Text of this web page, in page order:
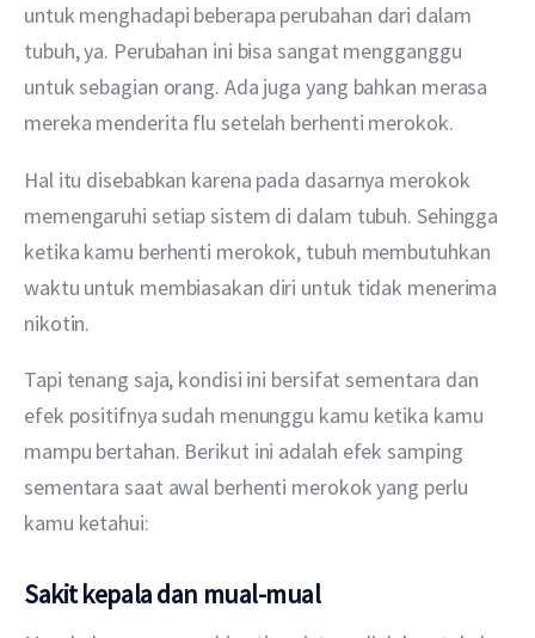
untuk menghadapi beberapa perubahan dari dalam
tubuh, ya. Perubahan ini bisa sangat mengganggu
untuk sebagian orang. Ada juga yang bahkan merasa
mereka menderita flu setelah berhenti merokok.
Hal itu disebabkan karena pada dasarnya merokok
memengaruhi setiap sistem di dalam tubuh. Sehingga
ketika kamu berhenti merokok, tubuh membutuhkan
waktu untuk membiasakan diri untuk tidak menerima
nikotin.
Tapi tenang saja, kondisi ini bersifat sementara dan
efek positifnya sudah menunggu kamu ketika kamu
mampu bertahan. Berikut ini adalah efek samping
sementara saat awal berhenti merokok yang perlu
kamu ketahui:
Sakit kepala dan mual-mual